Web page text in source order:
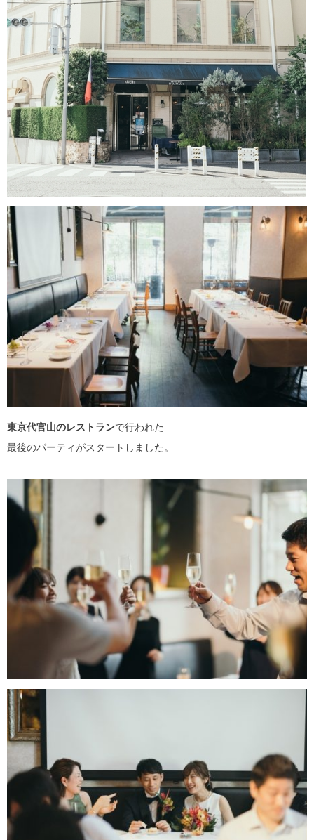
東京代官山のレストランで行われた
最後のパーティがスタートしました。